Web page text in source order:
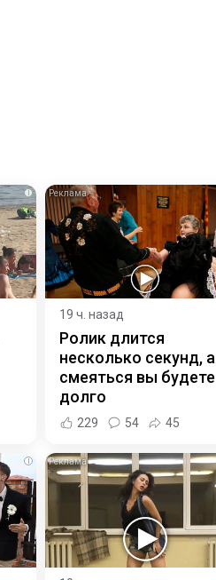
i
19 ч. назад
Ролик длится
несколько секунд, а
смеяться вы будете
долго
229 54 45
i